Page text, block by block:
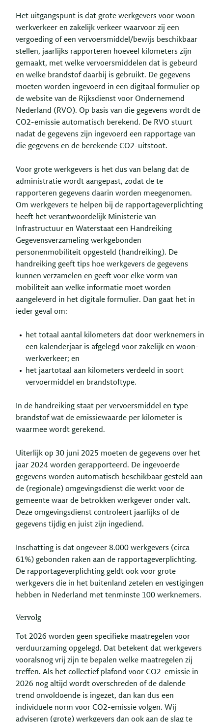
Het uitgangspunt is dat grote werkgevers voor woon-
werkverkeer en zakelijk verkeer waarvoor zij een
vergoeding of een vervoersmiddel/bewijs beschikbaar
stellen, jaarlijks rapporteren hoeveel kilometers zijn
gemaakt, met welke vervoersmiddelen dat is gebeurd
en welke brandstof daarbij is gebruikt. De gegevens
moeten worden ingevoerd in een digitaal formulier op
de website van de Rijksdienst voor Ondernemend
Nederland (RVO). Op basis van die gegevens wordt de
CO2-emissie automatisch berekend. De RVO stuurt
nadat de gegevens zijn ingevoerd een rapportage van
die gegevens en de berekende CO2-uitstoot.
Voor grote werkgevers is het dus van belang dat de
administratie wordt aangepast, zodat de te
rapporteren gegevens daarin worden meegenomen.
Om werkgevers te helpen bij de rapportageverplichting
heeft het verantwoordelijk Ministerie van
Infrastructuur en Waterstaat een Handreiking
Gegevensverzameling werkgebonden
personenmobiliteit opgesteld (handreiking). De
handreiking geeft tips hoe werkgevers de gegevens
kunnen verzamelen en geeft voor elke vorm van
mobiliteit aan welke informatie moet worden
aangeleverd in het digitale formulier. Dan gaat het in
ieder geval om:
het totaal aantal kilometers dat door werknemers in
een kalenderjaar is afgelegd voor zakelijk en woon-
werkverkeer; en
het jaartotaal aan kilometers verdeeld in soort
vervoermiddel en brandstoftype.
In de handreiking staat per vervoersmiddel en type
brandstof wat de emissiewaarde per kilometer is
waarmee wordt gerekend.
Uiterlijk op 30 juni 2025 moeten de gegevens over het
jaar 2024 worden gerapporteerd. De ingevoerde
gegevens worden automatisch beschikbaar gesteld aan
de (regionale) omgevingsdienst die werkt voor de
gemeente waar de betrokken werkgever onder valt.
Deze omgevingsdienst controleert jaarlijks of de
gegevens tijdig en juist zijn ingediend.
Inschatting is dat ongeveer 8.000 werkgevers (circa
61%) gebonden raken aan de rapportageverplichting.
De rapportageverplichting geldt ook voor grote
werkgevers die in het buitenland zetelen en vestigingen
hebben in Nederland met tenminste 100 werknemers.
Vervolg
Tot 2026 worden geen specifieke maatregelen voor
verduurzaming opgelegd. Dat betekent dat werkgevers
vooralsnog vrij zijn te bepalen welke maatregelen zij
treffen. Als het collectief plafond voor CO2-emissie in
2026 nog altijd wordt overschreden of de dalende
trend onvoldoende is ingezet, dan kan dus een
individuele norm voor CO2-emissie volgen. Wij
adviseren (grote) werkgevers dan ook aan de slag te